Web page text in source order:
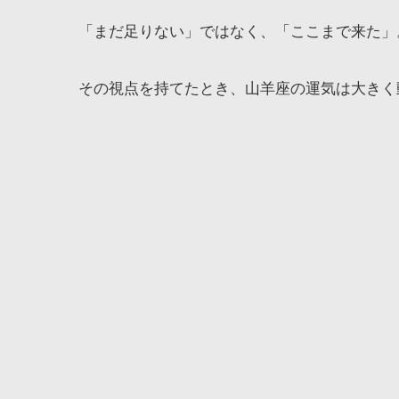
「まだ足りない」ではなく、「ここまで来た」
その視点を持てたとき、山羊座の運気は大きく